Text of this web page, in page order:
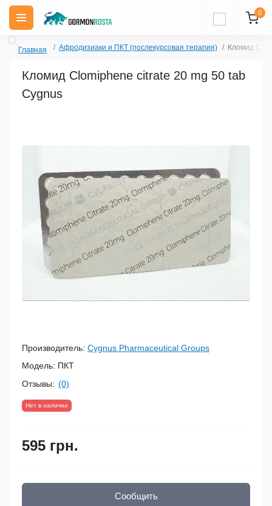
0
Главная Афродизиаки и ПКТ (послекурсовая терапия) Кломид
Кломид Clomiphene citrate 20 mg 50 tab
Cygnus
Производитель: Cygnus Pharmaceutical Groups
Модель: ПКТ
Отзывы: (0)
Нет в наличии
595 грн.
Сообщить